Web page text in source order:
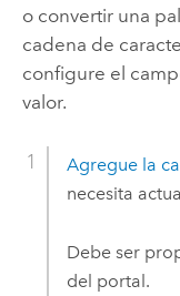
o convertir una
cadena de
configure el
valor.
Agregue la
necesita
Debe ser
del portal.